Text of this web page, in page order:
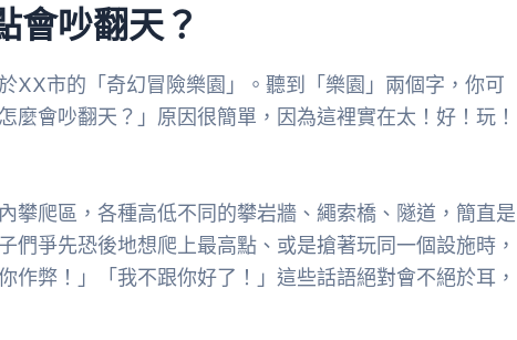
會吵翻天？
XX市的「奇幻冒險樂園」。聽到「樂園」兩個字，你可
麼會吵翻天？」原因很簡單，因為這裡實在太！好！玩！
攀爬區，各種高低不同的攀岩牆、繩索橋、隧道，簡直是
們爭先恐後地想爬上最高點、或是搶著玩同一個設施時，
作弊！」「我不跟你好了！」這些話語絕對會不絕於耳，